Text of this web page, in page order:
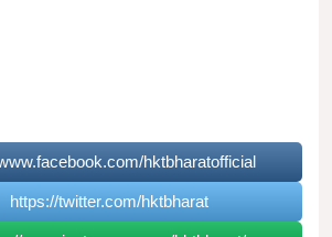
hktbharatofficial
https://twitter.com/hktbharat